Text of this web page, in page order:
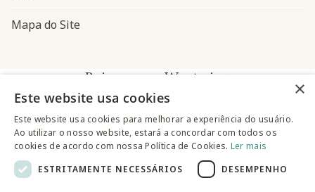
Mapa do Site
Baixe o app Westwing
×
Este website usa cookies
Este website usa cookies para melhorar a experiência do usuário.
Ao utilizar o nosso website, estará a concordar com todos os
cookies de acordo com nossa Política de Cookies. Ler mais
ESTRITAMENTE NECESSÁRIOS
DESEMPENHO